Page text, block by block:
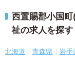
西置賜郡小国
祉の求人を探す
北海道 青森県 岩手